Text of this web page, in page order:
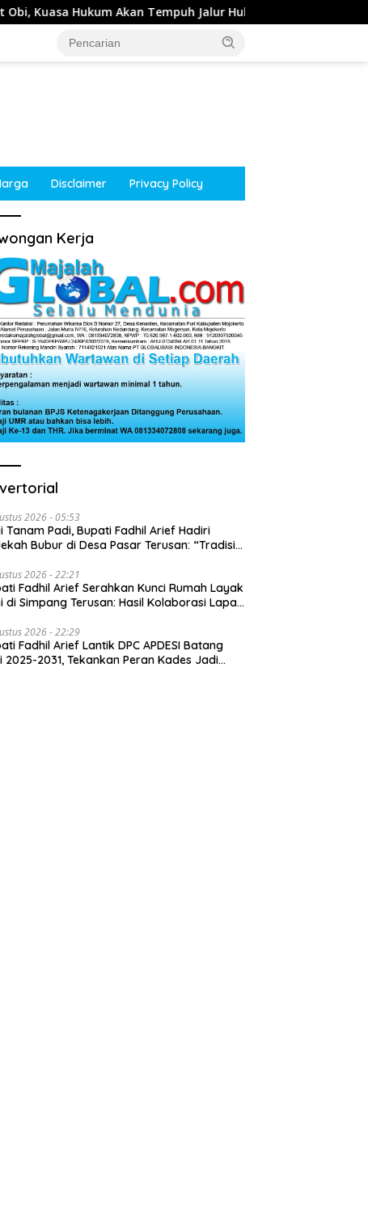
Jalur Hukum Kepala Desa Tempuran, Sooko,
Disclaimer Privacy Policy
Kerja
2026 - 05:53
Tanam Padi, Bupati Fadhil Arief Hadiri
Bubur di Desa Pasar Terusan: “Tradisi
2026 - 22:21
Fadhil Arief Serahkan Kunci Rumah Layak
di Simpang Terusan: Hasil Kolaborasi Lapas
2026 - 22:29
Fadhil Arief Lantik DPC APDESI Batang
2025-2031, Tekankan Peran Kades Jadi